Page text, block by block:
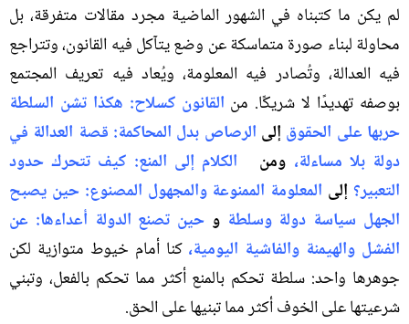
لم يكن ما كتبناه في الشهور الماضية مجرد مقالات متفرقة، بل
محاولة لبناء صورة متماسكة عن وضع يتآكل فيه القانون، وتتراجع
فيه العدالة، وتُصادر فيه المعلومة، ويُعاد فيه تعريف المجتمع
بوصفه تهديدًا لا شريكًا. من القانون كسلاح: هكذا تشن السلطة
حربها على الحقوق إلى الرصاص بدل المحاكمة: قصة العدالة في
دولة بلا مساءلة، ومن الكلام إلى المنع: كيف تتحرك حدود
التعبير؟ إلى المعلومة الممنوعة والمجهول المصنوع: حين يصبح
الجهل سياسة دولة وسلطة و حين تصنع الدولة أعداءها: عن
الفشل والهيمنة والفاشية اليومية، كنا أمام خيوط متوازية لكن
جوهرها واحد: سلطة تحكم بالمنع أكثر مما تحكم بالفعل، وتبني
شرعيتها على الخوف أكثر مما تبنيها على الحق.